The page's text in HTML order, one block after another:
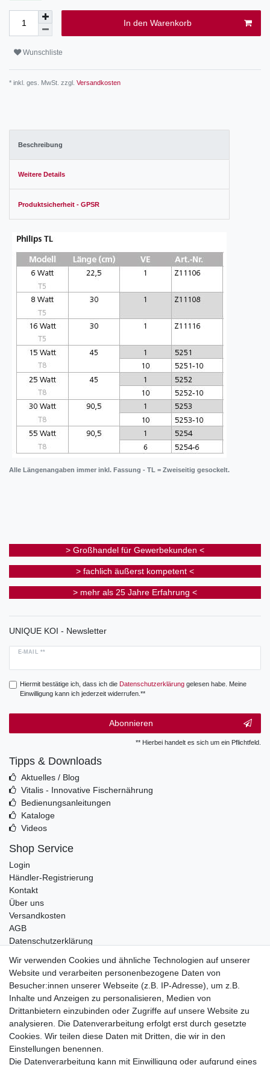
In den Warenkorb
Wunschliste
* inkl. ges. MwSt. zzgl. Versandkosten
Beschreibung
Weitere Details
Produktsicherheit - GPSR
Alle Längenangaben immer inkl. Fassung - TL = Zweiseitig gesockelt.
> Großhandel für Gewerbekunden <
> fachlich äußerst kompetent <
> mehr als 25 Jahre Erfahrung <
UNIQUE KOI - Newsletter
E-MAIL **
Hiermit bestätige ich, dass ich die Daten­schutz­erklärunggelesen habe. Meine
Einwilligung kann ich jederzeit widerrufen.**
Abonnieren
** Hierbei handelt es sich um ein Pflichtfeld.
Tipps & Downloads
Aktuelles / Blog
Vitalis - Innovative Fischernährung
Bedienungsanleitungen
Kataloge
Videos
Shop Service
Login
Händler-Registrierung
Kontakt
Über uns
Versandkosten
AGB
Datenschutzerklärung
Telefonische Beratung und Unterstützung für Händler unter:
+49 2851 5895-0
Montag - Donnerstag: 08.00 - 16.30 Uhr
Freitag: 08.00 - 16.00 Uhr
Wir sind ein Großhandel, bitte wenden Sie sich als
Wir verwenden Cookies und ähnliche Technologien auf unserer
Website und verarbeiten personenbezogene Daten von
Besucher:innen unserer Webseite (z.B. IP-Adresse), um z.B.
Inhalte und Anzeigen zu personalisieren, Medien von
Drittanbietern einzubinden oder Zugriffe auf unsere Website zu
analysieren. Die Datenverarbeitung erfolgt erst durch gesetzte
Cookies. Wir teilen diese Daten mit Dritten, die wir in den
Einstellungen benennen.
Die Datenverarbeitung kann mit Einwilligung oder aufgrund eines